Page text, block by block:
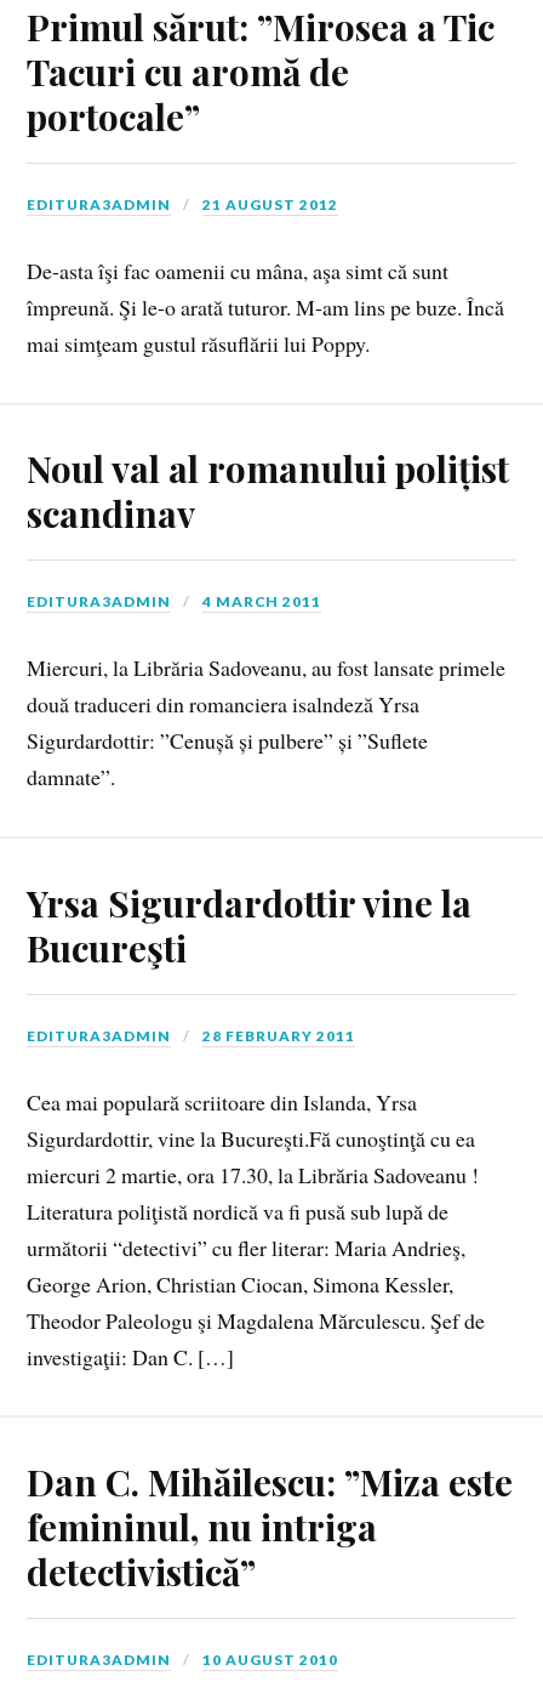
Primul sărut: ”Mirosea a Tic
Tacuri cu aromă de
portocale”
EDITURA3ADMIN 21 AUGUST 2012
De-asta îşi fac oamenii cu mâna, aşa simt că sunt
împreună. Şi le-o arată tuturor. M-am lins pe buze. Încă
mai simţeam gustul răsuflării lui Poppy.
Noul val al romanului polițist
scandinav
EDITURA3ADMIN 4 MARCH 2011
Miercuri, la Librăria Sadoveanu, au fost lansate primele
două traduceri din romanciera isalndeză Yrsa
Sigurdardottir: ”Cenușă și pulbere” și ”Suflete
damnate”.
Yrsa Sigurdardottir vine la
Bucureşti
EDITURA3ADMIN 28 FEBRUARY 2011
Cea mai populară scriitoare din Islanda, Yrsa
Sigurdardottir, vine la Bucureşti.Fă cunoştinţă cu ea
miercuri 2 martie, ora 17.30, la Librăria Sadoveanu !
Literatura poliţistă nordică va fi pusă sub lupă de
următorii “detectivi” cu fler literar: Maria Andrieş,
George Arion, Christian Ciocan, Simona Kessler,
Theodor Paleologu şi Magdalena Mărculescu. Şef de
investigaţii: Dan C. […]
Dan C. Mihăilescu: ”Miza este
femininul, nu intriga
detectivistică”
EDITURA3ADMIN 10 AUGUST 2010